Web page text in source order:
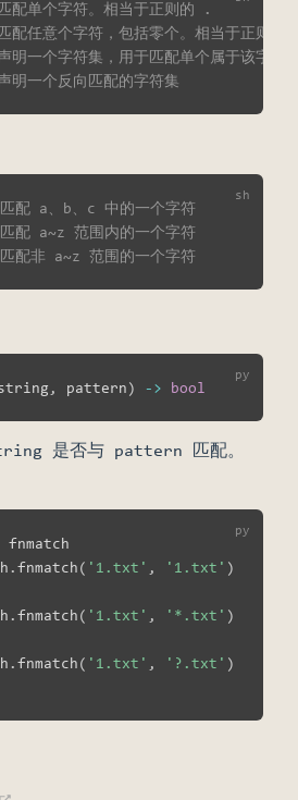
配单个字符。相当于正则的 .
配任意个字符，包括零个。相当于正则
明一个字符集，用于匹配单个属于该字符
明一个反向匹配的字符集
配 a、b、c 中的一个字符
配 a~z 范围内的一个字符
配非 a~z 范围的一个字符
, pattern) -> bool
是否与 pattern 匹配。
.fnmatch( '1.txt' , '1.txt' )
.fnmatch( '1.txt' , '*.txt' )
.fnmatch( '1.txt' , '?.txt' )